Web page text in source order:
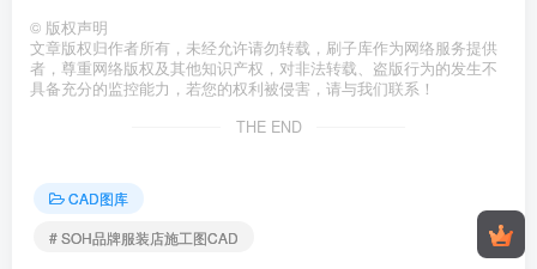
© 版权声明
文章版权归作者所有，未经允许请勿转载，刷子库作为网络服务提供
者，尊重网络版权及其他知识产权，对非法转载、盗版行为的发生不
具备充分的监控能力，若您的权利被侵害，请与我们联系！
THE END
CAD图库
# SOH品牌服装店施工图CAD